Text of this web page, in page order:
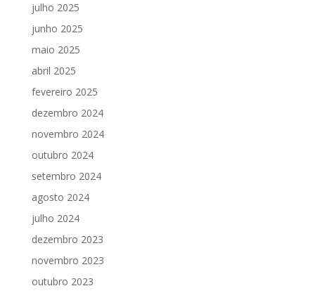
julho 2025
junho 2025
maio 2025
abril 2025
fevereiro 2025
dezembro 2024
novembro 2024
outubro 2024
setembro 2024
agosto 2024
julho 2024
dezembro 2023
novembro 2023
outubro 2023